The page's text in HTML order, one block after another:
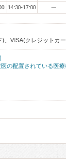
14:30-17:00 ー
)、VISA(クレジットカ
の配置されている医療